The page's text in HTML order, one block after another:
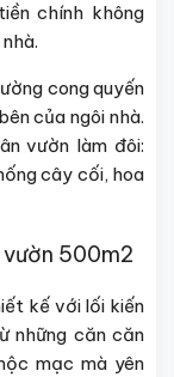
chính không
cong quyến
của ngôi nhà.
vườn làm đôi:
cây cối, hoa
500m2
kế với lối kiến
những căn căn
mạc mà yên